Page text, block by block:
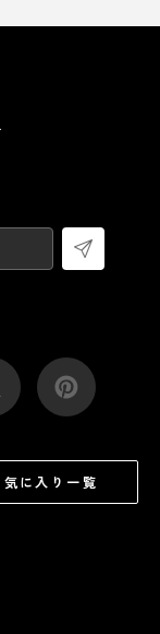
気に入り一覧